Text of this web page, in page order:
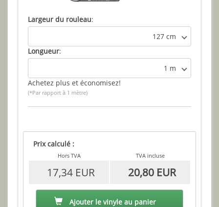
Largeur du rouleau:
127 cm
Longueur:
1 m
Achetez plus et économisez!
(*Par rapport à 1 mètre)
Prix calculé :
Hors TVA TVA incluse
17,34 EUR 20,80 EUR
Ajouter le vinyle au panier